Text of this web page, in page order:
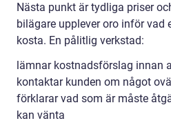
Nästa punkt är tydliga priser
bilägare upplever oro inför vad
kosta. En pålitlig verkstad:
lämnar kostnadsförslag innan
kontaktar kunden om något
förklarar vad som är måste
kan vänta